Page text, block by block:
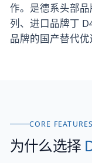
作。是德系头部品
列、进口品牌丁
品牌的国产替代优
CORE
为什么选择